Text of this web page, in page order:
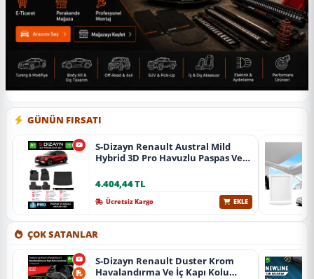
GÜNÜN FIRSATI
S-Dizayn Renault Austral Mild
Hybrid 3D Pro Havuzlu Paspas Ve
Üzeri A+ Kalite
4.404,44 TL
Ücretsiz Kargo EKLE
ÇOK SATANLAR
S-Dizayn Renault Duster Krom
Havalandırma Ve İç Kapı Kolu